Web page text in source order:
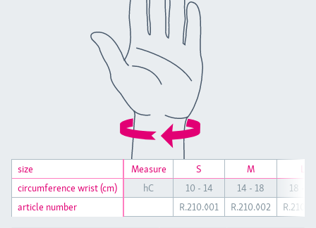
size Measure S M
circumference wrist (cm)
hC 10 - 14 14 - 18
18 - 22
article number
R.210.◊01 R.210.◊02
size
circumference wrist (cm)
article number